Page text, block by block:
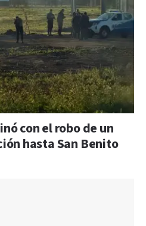
con el robo de un
hasta San Benito